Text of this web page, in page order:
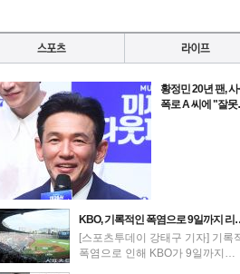
황정민 20년 팬,
폭로 A 씨에 "잘
KBO, 기록적인 폭염으로 9일까지
[스포츠투데이 강태구 기자] 기록
폭염으로 인해 KBO가 9일까지…